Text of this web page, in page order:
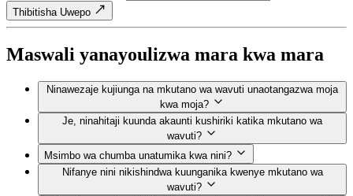
Thibitisha Uwepo
Maswali yanayoulizwa mara kwa mara
Ninawezaje kujiunga na mkutano wa wavuti unaotangazwa moja
kwa moja?
Je, ninahitaji kuunda akaunti kushiriki katika mkutano wa
wavuti?
Msimbo wa chumba unatumika kwa nini?
Nifanye nini nikishindwa kuunganika kwenye mkutano wa
wavuti?